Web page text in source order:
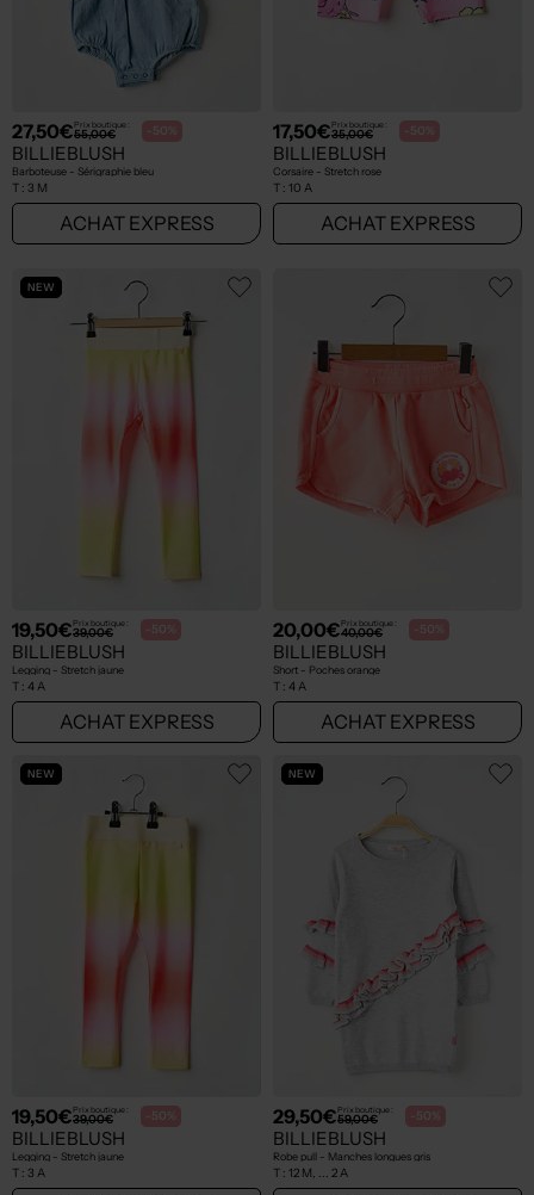
27,50€Prix boutique :
55,00€ -50%
BILLIEBLUSH
Barboteuse - Sérigraphie bleu
T : 3 M
ACHAT EXPRESS
17,50€Prix boutique :
35,00€ -50%
BILLIEBLUSH
Corsaire - Stretch rose
T : 10 A
ACHAT EXPRESS
NEW
19,50€Prix boutique :
39,00€ -50%
BILLIEBLUSH
Legging - Stretch jaune
T : 4 A
ACHAT EXPRESS
20,00€Prix boutique :
40,00€ -50%
BILLIEBLUSH
Short - Poches orange
T : 4 A
ACHAT EXPRESS
NEW
19,50€Prix boutique :
39,00€ -50%
BILLIEBLUSH
Legging - Stretch jaune
T : 3 A
NEW
29,50€Prix boutique :
59,00€ -50%
BILLIEBLUSH
Robe pull - Manches longues gris
T : 12 M, ... 2 A